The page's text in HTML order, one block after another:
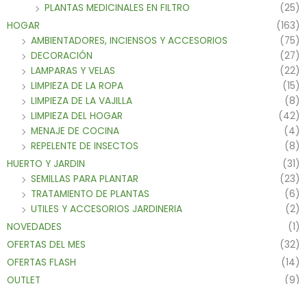
PLANTAS MEDICINALES EN FILTRO
(25)
HOGAR
(163)
AMBIENTADORES, INCIENSOS Y ACCESORIOS
(75)
DECORACIÓN
(27)
LAMPARAS Y VELAS
(22)
LIMPIEZA DE LA ROPA
(15)
LIMPIEZA DE LA VAJILLA
(8)
LIMPIEZA DEL HOGAR
(42)
MENAJE DE COCINA
(4)
REPELENTE DE INSECTOS
(8)
HUERTO Y JARDIN
(31)
SEMILLAS PARA PLANTAR
(23)
TRATAMIENTO DE PLANTAS
(6)
UTILES Y ACCESORIOS JARDINERIA
(2)
NOVEDADES
(1)
OFERTAS DEL MES
(32)
OFERTAS FLASH
(14)
OUTLET
(9)